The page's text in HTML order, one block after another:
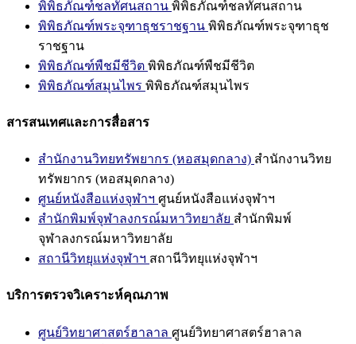
พิพิธภัณฑ์ชลทัศนสถาน พิพิธภัณฑ์ชลทัศนสถาน
พิพิธภัณฑ์พระจุฑาธุชราชฐาน พิพิธภัณฑ์พระจุฑาธุช
ราชฐาน
พิพิธภัณฑ์พืชมีชีวิต พิพิธภัณฑ์พืชมีชีวิต
พิพิธภัณฑ์สมุนไพร พิพิธภัณฑ์สมุนไพร
สารสนเทศและการสื่อสาร
สำนักงานวิทยทรัพยากร (หอสมุดกลาง) สำนักงานวิทย
ทรัพยากร (หอสมุดกลาง)
ศูนย์หนังสือแห่งจุฬาฯ ศูนย์หนังสือแห่งจุฬาฯ
สำนักพิมพ์จุฬาลงกรณ์มหาวิทยาลัย สำนักพิมพ์
จุฬาลงกรณ์มหาวิทยาลัย
สถานีวิทยุแห่งจุฬาฯ สถานีวิทยุแห่งจุฬาฯ
บริการตรวจวิเคราะห์คุณภาพ
ศูนย์วิทยาศาสตร์ฮาลาล ศูนย์วิทยาศาสตร์ฮาลาล